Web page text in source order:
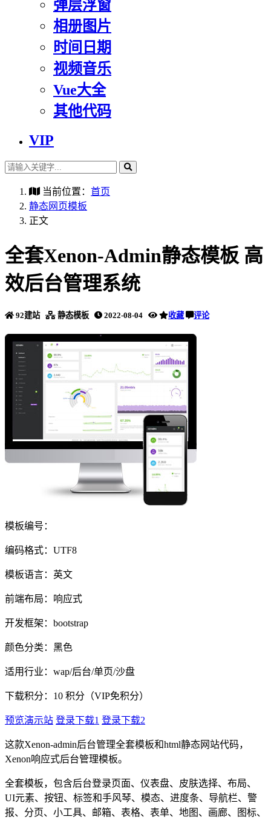
弹层浮窗
相册图片
时间日期
视频音乐
Vue大全
其他代码
VIP
当前位置： 首页
静态网页模板
正文
全套Xenon-Admin静态模板 高
效后台管理系统
92建站 静态模板 2022-08-04 收藏 评论
模板编号：
编码格式：UTF8
模板语言：英文
前端布局：响应式
开发框架：bootstrap
颜色分类：黑色
适用行业：wap/后台/单页/沙盘
下载积分： 10 积分（VIP免积分）
预览演示站 登录下载1 登录下载2
这款Xenon-admin后台管理全套模板和html静态网站代码，
Xenon响应式后台管理模板。
全套模板，包含后台登录页面、仪表盘、皮肤选择、布局、
UI元素、按钮、标签和手风琴、模态、进度条、导航栏、警
报、分页、小工具、邮箱、表格、表单、地图、画廊、图标、